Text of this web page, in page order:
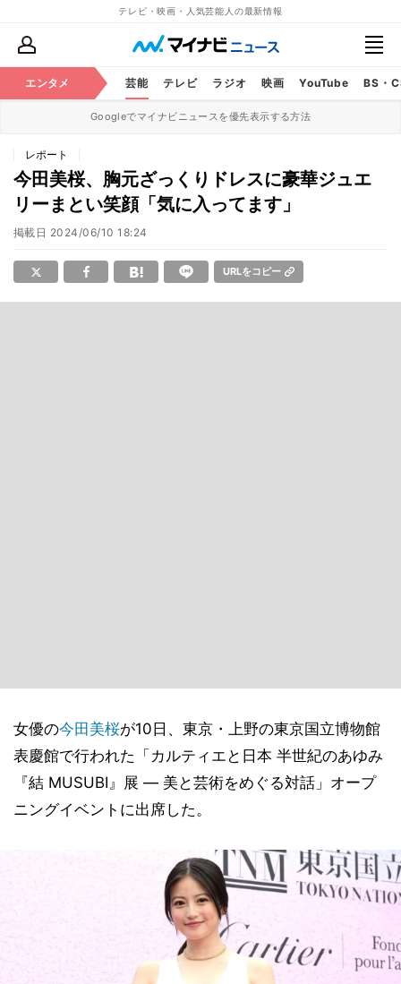
テレビ・映画・人気芸能人の最新情報
エンタメ 芸能 テレビ ラジオ 映画 YouTube BS・
Googleでマイナビニュースを優先表示する方法
レポート
今田美桜、胸元ざっくりドレスに豪華ジュエ
リーまとい笑顔「気に入ってます」
掲載日 2024/06/10 18:24
URLをコピー
女優の今田美桜が10日、東京・上野の東京国立博物館
表慶館で行われた「カルティエと日本 半世紀のあゆみ
『結 MUSUBI』展 ― 美と芸術をめぐる対話」オープ
ニングイベントに出席した。